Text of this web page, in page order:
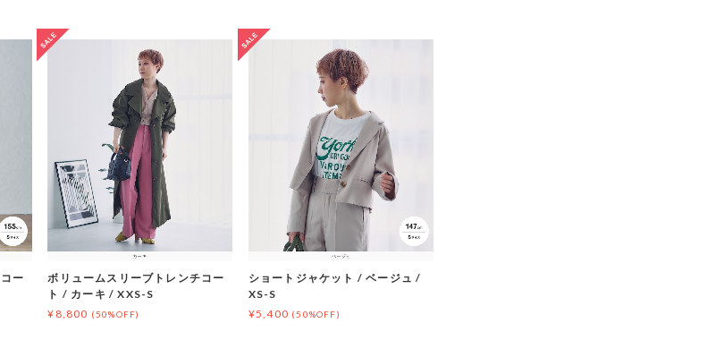
ー
ボリュームスリーブトレンチコー
ト / カーキ / XXS-S
¥8,800 (50%OFF)
ショートジャケット / ベージュ /
XS-S
¥5,400 (50%OFF)